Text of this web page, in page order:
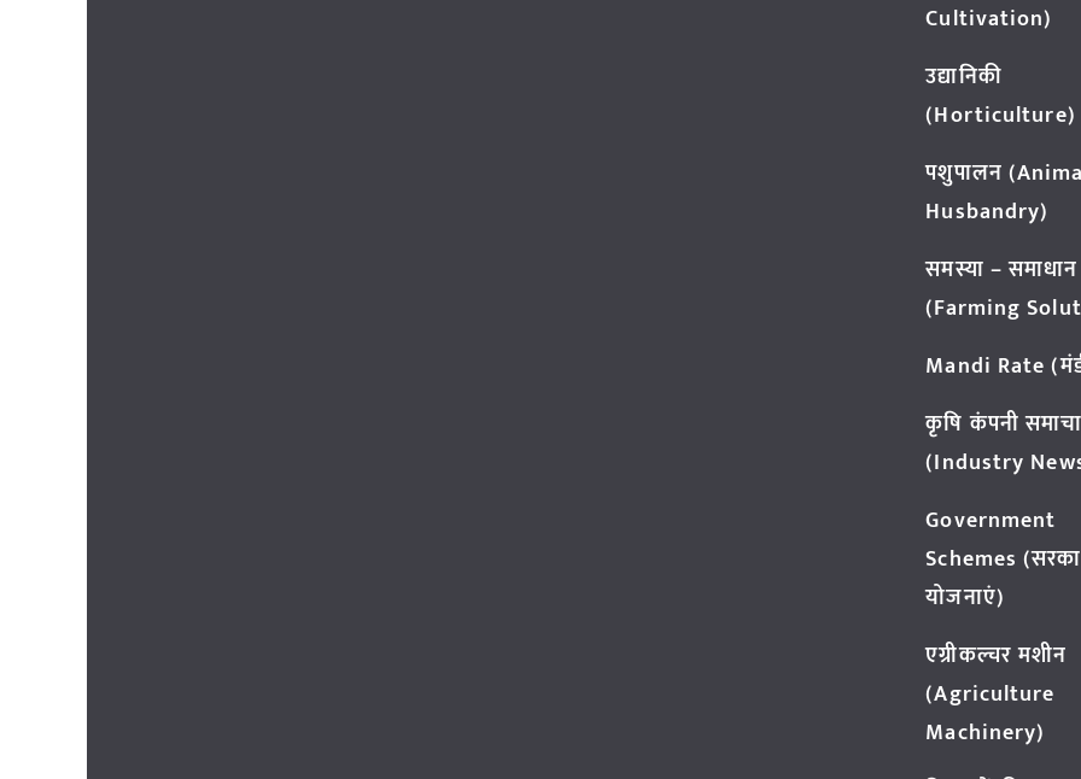
Cultivation)
उद्यानिकी
(Horticulture)
पशुपालन
Husbandry)
समस्या – समाधान
(Farming
Mandi Rate
कृषि कंपनी
(Industry
Government
Schemes
योजनाएं)
एग्रीकल्चर मशीन
(Agriculture
Machinery)